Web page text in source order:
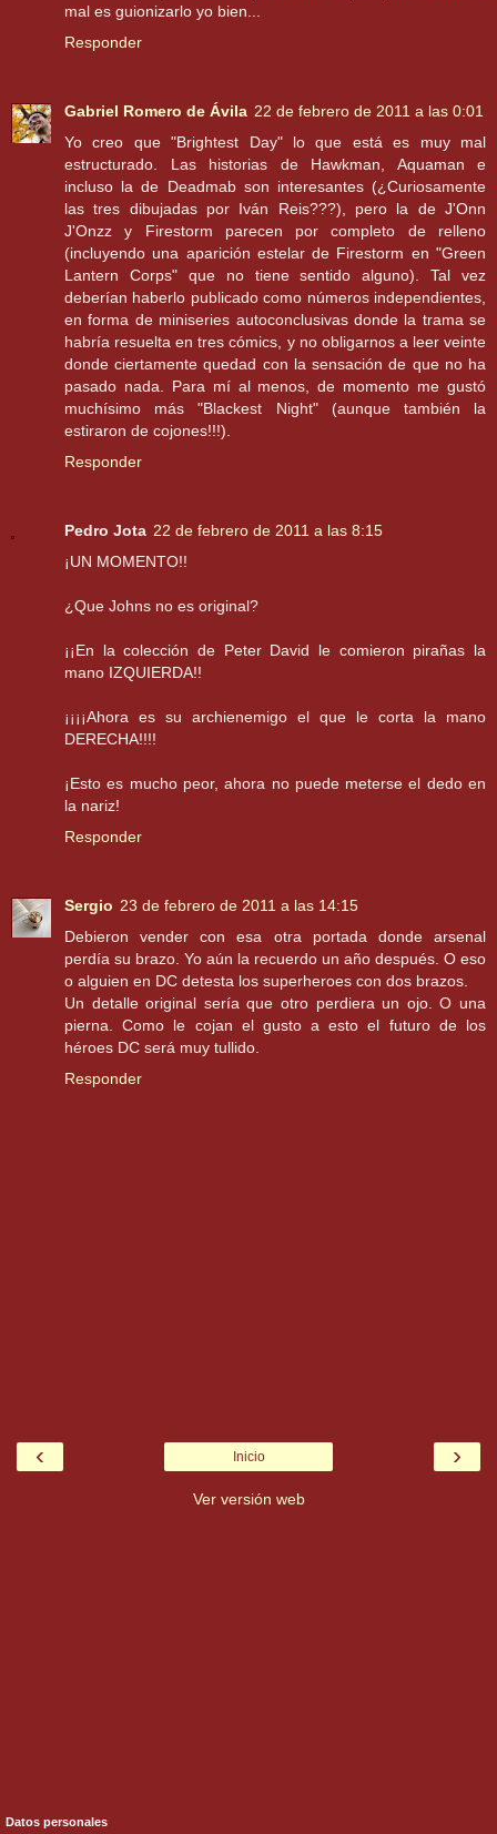
mal es guionizarlo yo bien...
Responder
Gabriel Romero de Ávila 22 de febrero de 2011 a las 0:01
Yo creo que "Brightest Day" lo que está es muy mal
estructurado. Las historias de Hawkman, Aquaman e
incluso la de Deadmab son interesantes (¿Curiosamente
las tres dibujadas por Iván Reis???), pero la de J'Onn
J'Onzz y Firestorm parecen por completo de relleno
(incluyendo una aparición estelar de Firestorm en "Green
Lantern Corps" que no tiene sentido alguno). Tal vez
deberían haberlo publicado como números independientes,
en forma de miniseries autoconclusivas donde la trama se
habría resuelta en tres cómics, y no obligarnos a leer veinte
donde ciertamente quedad con la sensación de que no ha
pasado nada. Para mí al menos, de momento me gustó
muchísimo más "Blackest Night" (aunque también la
estiraron de cojones!!!).
Responder
Pedro Jota 22 de febrero de 2011 a las 8:15
¡UN MOMENTO!!
¿Que Johns no es original?
¡¡En la colección de Peter David le comieron pirañas la
mano IZQUIERDA!!
¡¡¡¡Ahora es su archienemigo el que le corta la mano
DERECHA!!!!
¡Esto es mucho peor, ahora no puede meterse el dedo en
la nariz!
Responder
Sergio 23 de febrero de 2011 a las 14:15
Debieron vender con esa otra portada donde arsenal
perdía su brazo. Yo aún la recuerdo un año después. O eso
o alguien en DC detesta los superheroes con dos brazos.
Un detalle original sería que otro perdiera un ojo. O una
pierna. Como le cojan el gusto a esto el futuro de los
héroes DC será muy tullido.
Responder
‹ ›
Inicio
Ver versión web
Datos personales